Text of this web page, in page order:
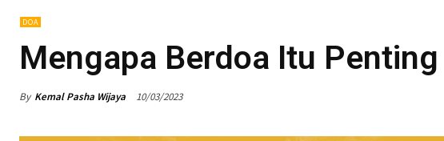
DOA
Mengapa Berdoa Itu
By Kemal Pasha Wijaya 10/03/2023